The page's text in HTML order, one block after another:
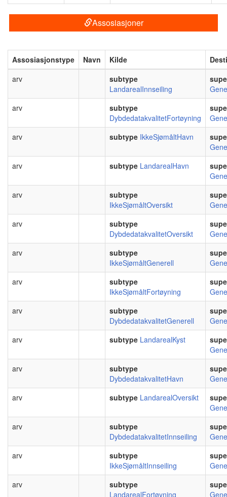
Assosiasjoner
Assosiasjonstype Navn Kilde
arv
subtype
LandarealInnseiling
arv
subtype
DybdedatakvalitetFortøyning
arv
subtype IkkeSjømåltHavn
arv
subtype LandarealHavn
arv
subtype
IkkeSjømåltOversikt
arv
subtype
DybdedatakvalitetOversikt
arv
subtype
IkkeSjømåltGenerell
arv
subtype
IkkeSjømåltFortøyning
arv
subtype
DybdedatakvalitetGenerell
arv
subtype LandarealKyst
arv
subtype
DybdedatakvalitetHavn
arv
subtype LandarealOversikt
arv
subtype
DybdedatakvalitetInnseiling
arv
subtype
IkkeSjømåltInnseiling
arv
subtype
LandarealFortøyning